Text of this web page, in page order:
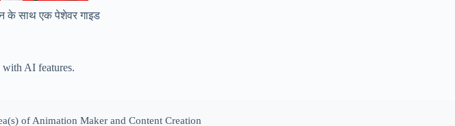
के साथ एक पेशेवर गाइड
with AI features.
of Animation Maker and Content Creation